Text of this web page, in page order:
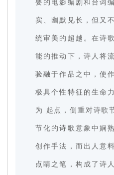
要的电影编剧和台词
实、幽默见长，但又
统审美的超越。在诗
能的推动下，诗人将
验融于作品之中，使
极具个性特征的生命
为 起点，侧重对诗歌
节化的诗歌意象中娴
创作手法，而出人意
点睛之笔，构成了诗